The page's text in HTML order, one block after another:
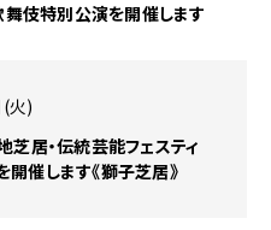
舞伎特別公演を開催します
火)
地芝居・伝統芸能フェスティ
催します《獅子芝居》